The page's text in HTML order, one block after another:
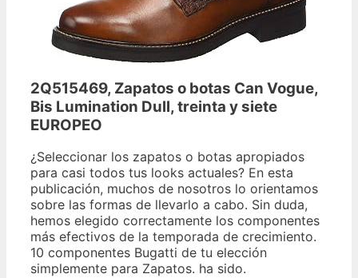
2Q515469, Zapatos o botas Can Vogue,
Bis Lumination Dull, treinta y siete
EUROPEO
¿Seleccionar los zapatos o botas apropiados
para casi todos tus looks actuales? En esta
publicación, muchos de nosotros lo orientamos
sobre las formas de llevarlo a cabo. Sin duda,
hemos elegido correctamente los componentes
más efectivos de la temporada de crecimiento.
10 componentes Bugatti de tu elección
simplemente para Zapatos. ha sido.